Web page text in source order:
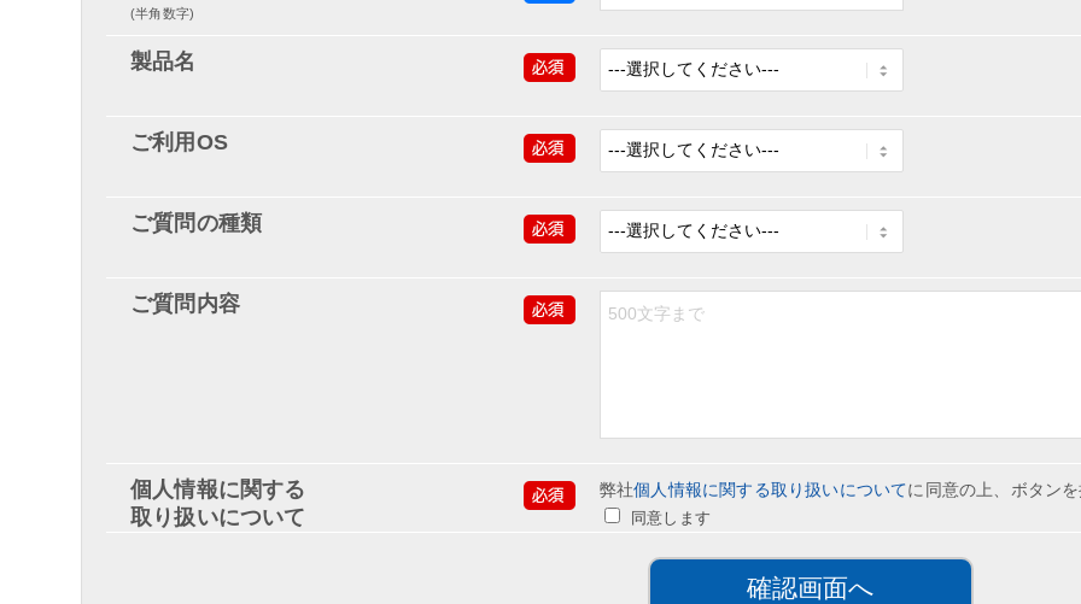
(半角数字)
製品名
ご利用OS
ご質問の種類
ご質問内容
個人情報に関する
取り扱いについて
弊社個人情報に関する取り扱いについてに同意の上、ボタンを
同意します